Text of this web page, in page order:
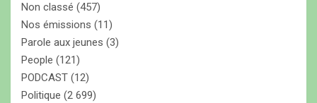
Non classé (457)
Nos émissions (11)
Parole aux jeunes (3)
People (121)
PODCAST (12)
Politique (2 699)